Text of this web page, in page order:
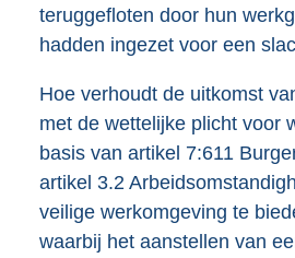
teruggefloten door hun
hadden ingezet voor een
Hoe verhoudt de uitkomst
met de wettelijke plicht voor
basis van artikel 7:611
artikel 3.2
veilige werkomgeving te
waarbij het aanstellen van